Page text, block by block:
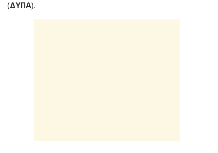
(ΔΥΠΑ).